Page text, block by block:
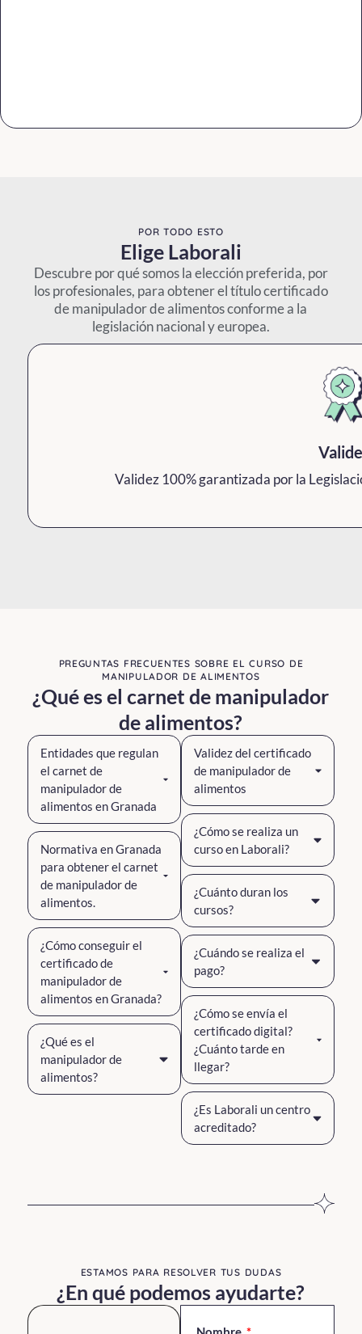
POR TODO ESTO
Elige Laborali
Descubre por qué somos la elección preferida, por
los profesionales, para obtener el título certificado
de manipulador de alimentos conforme a la
legislación nacional y europea.
Validez 100% garantizada por la
PREGUNTAS FRECUENTES SOBRE EL CURSO DE
MANIPULADOR DE ALIMENTOS
¿Qué es el carnet de manipulador
de alimentos?
Entidades que regulan
el carnet de
manipulador de
alimentos en Granada
Normativa en Granada
para obtener el carnet
de manipulador de
alimentos.
¿Cómo conseguir el
certificado de
manipulador de
alimentos en Granada?
¿Qué es el
manipulador de
alimentos?
Validez del certificado
de manipulador de
alimentos
¿Cómo se realiza un
curso en Laborali?
¿Cuánto duran los
cursos?
¿Cuándo se realiza el
pago?
¿Cómo se envía el
certificado digital?
¿Cuánto tarde en
llegar?
¿Es Laborali un centro
acreditado?
ESTAMOS PARA RESOLVER TUS DUDAS​
¿En qué podemos ayudarte?